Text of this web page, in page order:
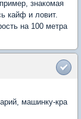
знакомая
кайф и ловит.
на 100 метра
машинку-кра